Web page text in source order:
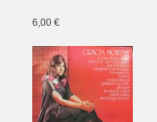
6,00 €